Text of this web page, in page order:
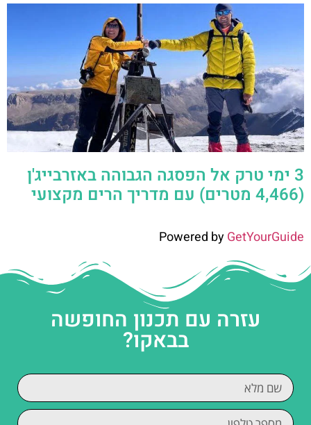
3 ימי טרק אל הפסגה הגבוהה באזרבייג'ן
(4,466 מטרים) עם מדריך הרים מקצועי
Powered byGetYourGuide
עזרה עם תכנון החופשה
בבאקו?